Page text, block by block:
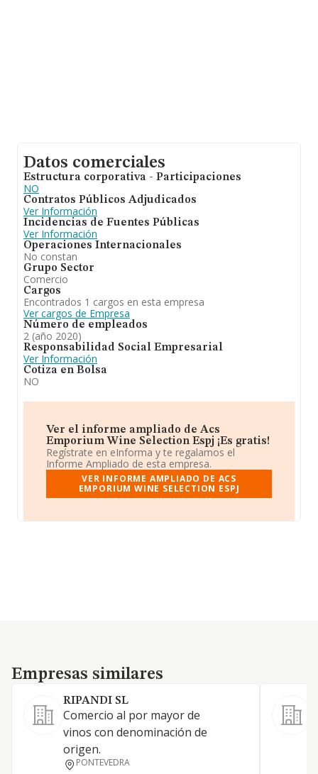
Datos comerciales
Estructura corporativa - Participaciones
NO
Contratos Públicos Adjudicados
Ver Información
Incidencias de Fuentes Públicas
Ver Información
Operaciones Internacionales
No constan
Grupo Sector
Comercio
Cargos
Encontrados 1 cargos en esta empresa
Ver cargos de Empresa
Número de empleados
2 (año 2020)
Responsabilidad Social Empresarial
Ver Información
Cotiza en Bolsa
NO
Ver el informe ampliado de Acs
Emporium Wine Selection Espj ¡Es gratis!
Regístrate en eInforma y te regalamos el
Informe Ampliado de esta empresa.
VER INFORME AMPLIADO DE ACS
EMPORIUM WINE SELECTION ESPJ
Empresas similares
Empresas similares
RIPANDI SL
Comercio al por mayor de
vinos con denominación de
origen.
PONTEVEDRA